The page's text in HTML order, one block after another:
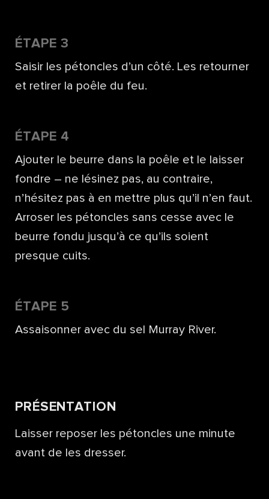
ÉTAPE 3
Saisir les pétoncles d’un côté. Les retourner
et retirer la poêle du feu.
ÉTAPE 4
Ajouter le beurre dans la poêle et le laisser
fondre – ne lésinez pas, au contraire,
n’hésitez pas à en mettre plus qu’il n’en faut.
Arroser les pétoncles sans cesse avec le
beurre fondu jusqu’à ce qu’ils soient
presque cuits.
ÉTAPE 5
Assaisonner avec du sel Murray River.
PRÉSENTATION
Laisser reposer les pétoncles une minute
avant de les dresser.